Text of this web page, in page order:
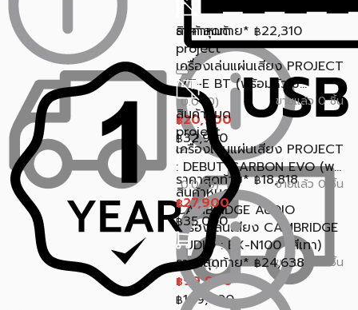
ราคาสุดท้าย* ฿22,310
สินค้าหมด
CAMBRIDGE AUDIO
เครื่องเล่นเสียง CAMBRIDGE
AUDIO : EX-N100 (สีเทา)
0.0 (0) ขายแล้ว 0 ชิ้น
฿99,900
฿109,000
สินค้าหมด
project
เครื่องเล่นแผ่นเสียง PROJECT
:VT-E BT (พร้อมหัวเข็...
0.0 (0) ขายแล้ว 0 ชิ้น
฿20,900
฿32,900
ราคาสุดท้าย* ฿18,818
สินค้าหมด
project
เครื่องเล่นแผ่นเสียง PROJECT
: DEBUT CARBON EVO (พ...
0.0 (0) ขายแล้ว 0 ชิ้น
฿27,900
฿35,000
ราคาสุดท้าย* ฿24,638